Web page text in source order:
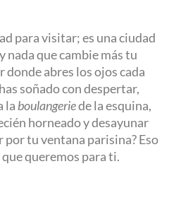
para visitar; es una ciudad
nada que cambie más tu
donde abres los ojos cada
soñado con despertar,
la boulangeriede la esquina,
horneado y desayunar
por tu ventana parisina? Eso
queremos para ti.